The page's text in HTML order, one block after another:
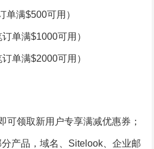
单满$500可用）
单满$1000可用）
单满$2000可用）
可领取新用户专享满减优惠券；
产品，域名、Sitelook、企业邮